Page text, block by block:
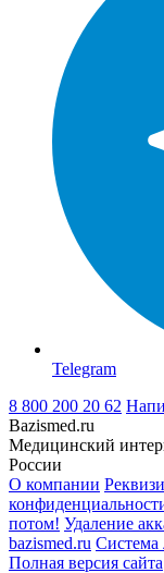
Telegram
8 800 200 20 62
Bazismed.ru
Медицинский
России
О компании
потом! Удаление
bazismed.ru Система
Полная версия сайта